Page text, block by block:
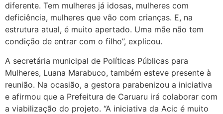
diferente. Tem mulheres já idosas, mulheres com
deficiência, mulheres que vão com crianças. E, na
estrutura atual, é muito apertado. Uma mãe não tem
condição de entrar com o filho”, explicou.
A secretária municipal de Políticas Públicas para
Mulheres, Luana Marabuco, também esteve presente à
reunião. Na ocasião, a gestora parabenizou a iniciativa
e afirmou que a Prefeitura de Caruaru irá colaborar com
a viabilização do projeto. “A iniciativa da Acic é muito